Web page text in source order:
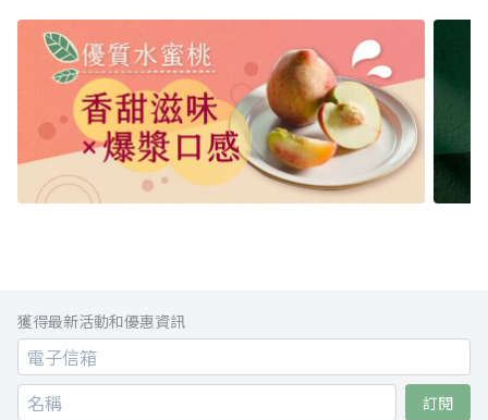
獲得最新活動和優惠資訊
訂閱